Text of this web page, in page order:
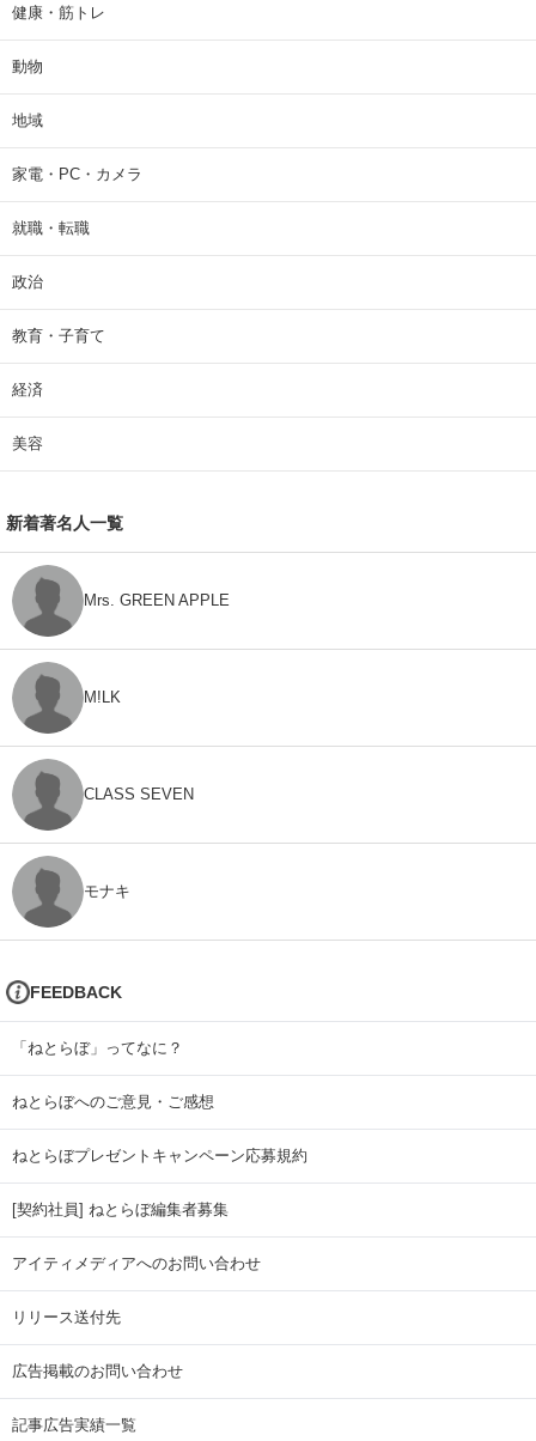
健康・筋トレ
動物
地域
家電・PC・カメラ
就職・転職
政治
教育・子育て
経済
美容
新着著名人一覧
Mrs. GREEN APPLE
M!LK
CLASS SEVEN
モナキ
FEEDBACK
「ねとらぼ」ってなに？
ねとらぼへのご意見・ご感想
ねとらぼプレゼントキャンペーン応募規約
[契約社員] ねとらぼ編集者募集
アイティメディアへのお問い合わせ
リリース送付先
広告掲載のお問い合わせ
記事広告実績一覧